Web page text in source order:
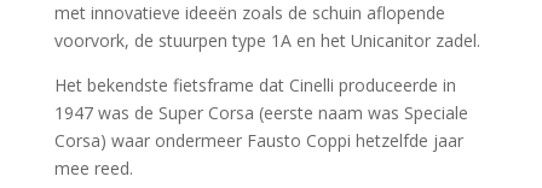
met innovatieve ideeën zoals de schuin aflopende
voorvork, de stuurpen type 1A en het Unicanitor zadel.
Het bekendste fietsframe dat Cinelli produceerde in
1947 was de Super Corsa (eerste naam was Speciale
Corsa) waar ondermeer Fausto Coppi hetzelfde jaar
mee reed.